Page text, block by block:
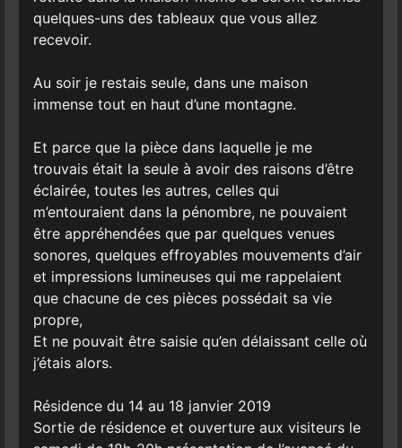
quelques-uns des tableaux que vous allez
recevoir.
Au soir je restais seule, dans une maison
immense tout en haut d’une montagne.
Et parce que la pièce dans laquelle je me
trouvais était la seule à avoir des raisons d’être
éclairée, toutes les autres, celles qui
m’entouraient dans la pénombre, ne pouvaient
être appréhendées que par quelques venues
sonores, quelques effroyables mouvements d’air
et impressions lumineuses qui me rappelaient
que chacune de ces pièces possédait sa vie
propre,
Et ne pouvait être saisie qu’en délaissant celle où
j’étais alors.
Résidence du 14 au 18 janvier 2019
Sortie de résidence et ouverture aux visiteurs le